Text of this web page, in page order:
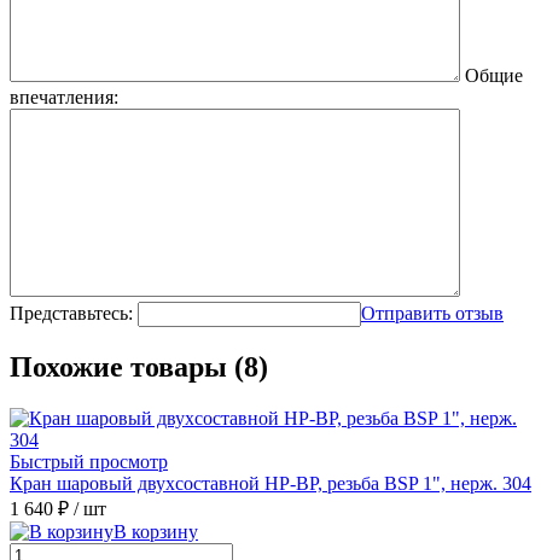
Общие
впечатления:
Представьтесь: Отправить отзыв
Похожие товары (8)
Быстрый просмотр
Кран шаровый двухсоставной НР-ВР, резьба BSP 1", нерж. 304
1 640 ₽ / шт
В корзину